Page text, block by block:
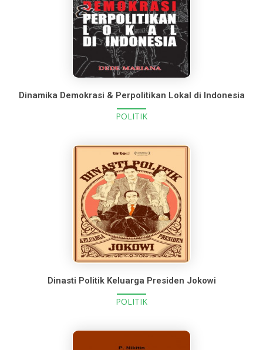
Dinamika Demokrasi & Perpolitikan Lokal di Indonesia
POLITIK
Dinasti Politik Keluarga Presiden Jokowi
POLITIK